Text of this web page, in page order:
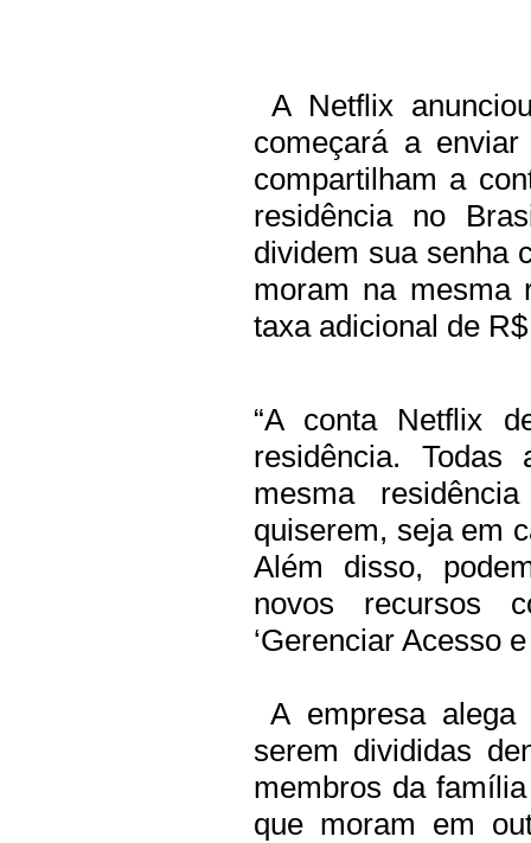
A Netflix
começará a
compartilham a
residência no
dividem sua senha
moram na mesma
taxa adicional de
“A conta Netflix
residência.
mesma
quiserem, seja em
Além disso,
novos recursos
‘Gerenciar Acesso
A empresa
serem divididas
membros da
que moram em